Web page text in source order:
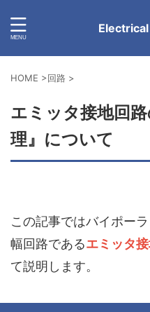
HOME >回路 >
エミッタ接地回
理』について
この記事ではバイポー
幅回路であるエミッタ
て説明します。